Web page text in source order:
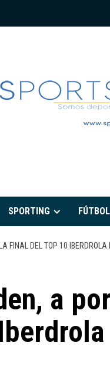
SPORTING
FINAL DEL TOP 10 IBERDROLA
a